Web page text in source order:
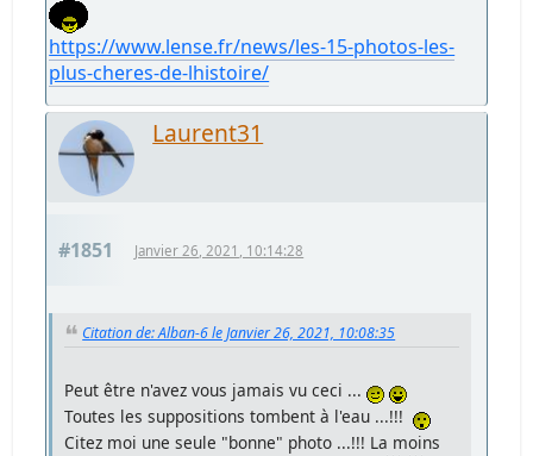
https://www.lense.fr/news/les-15-photos-les-
plus-cheres-de-lhistoire/
Laurent31
#1851 Janvier 26, 2021, 10:14:28
Citation de: Alban-6 le Janvier 26, 2021, 10:08:35
Peut être n'avez vous jamais vu ceci ...
Toutes les suppositions tombent à l'eau ...!!!
Citez moi une seule "bonne" photo ...!!! La moins